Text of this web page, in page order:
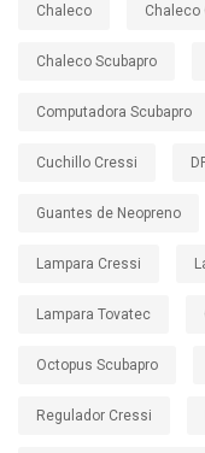
Chaleco Chaleco
Chaleco Scubapro
Computadora Scubapro
Cuchillo Cressi
Guantes de Neopreno
Lampara Cressi
Lampara Tovatec
Octopus Scubapro
Regulador Cressi